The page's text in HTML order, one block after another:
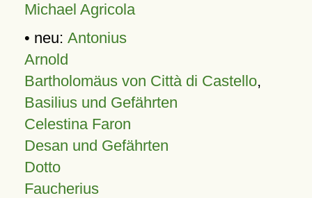
Michael Agricola
• neu: Antonius
Arnold
Bartholomäus von Città di Castello,
Basilius und Gefährten
Celestina Faron
Desan und Gefährten
Dotto
Faucherius